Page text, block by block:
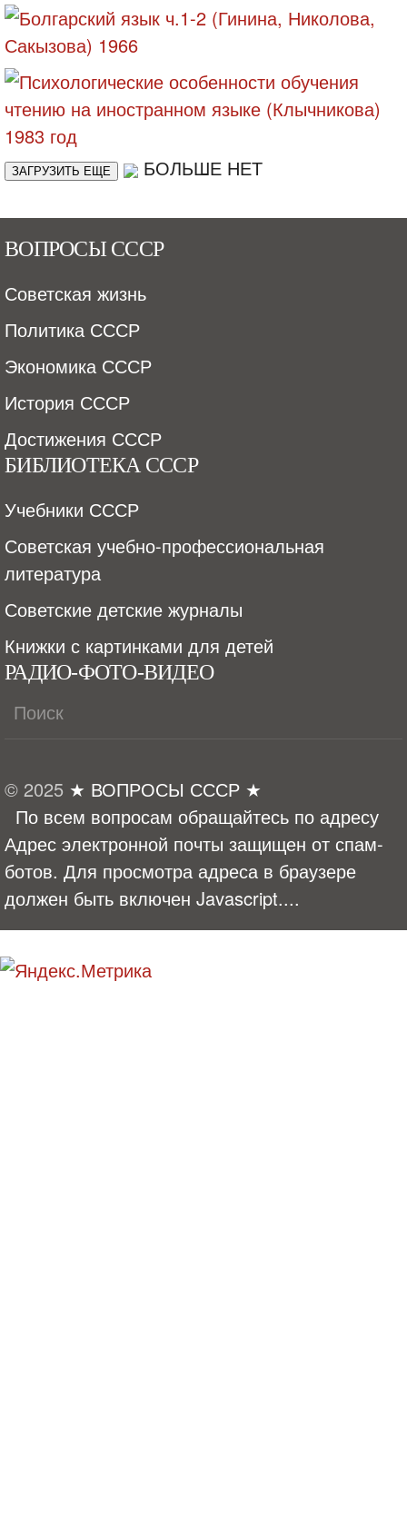
ЗАГРУЗИТЬ ЕЩЕ БОЛЬШЕ НЕТ
ВОПРОСЫ СССР
Советская жизнь
Политика СССР
Экономика СССР
История СССР
Достижения СССР
БИБЛИОТЕКА СССР
Учебники СССР
Советская учебно-профессиональная
литература
Советские детские журналы
Книжки с картинками для детей
РАДИО-ФОТО-ВИДЕО
© 2025 ★ ВОПРОСЫ СССР ★
По всем вопросам обращайтесь по адресу
Адрес электронной почты защищен от спам-
ботов. Для просмотра адреса в браузере
должен быть включен Javascript....